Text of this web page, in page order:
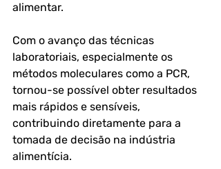
alimentar.
Com o avanço das técnicas
laboratoriais, especialmente os
métodos moleculares como a PCR,
tornou-se possível obter resultados
mais rápidos e sensíveis,
contribuindo diretamente para a
tomada de decisão na indústria
alimentícia.